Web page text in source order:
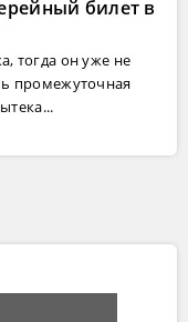
билет в
тогда он уже не
промежуточная